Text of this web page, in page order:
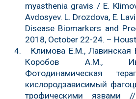
myasthenia gravis / E.
Avdosyev. L. Drozdova, E.
Disease Biomarkers and
2018, October 22-24. –
4. Климова Е.М., Лавинская
Коробов А.М.,
Фотодинамическая
кислородзависимый
трофическими язвами